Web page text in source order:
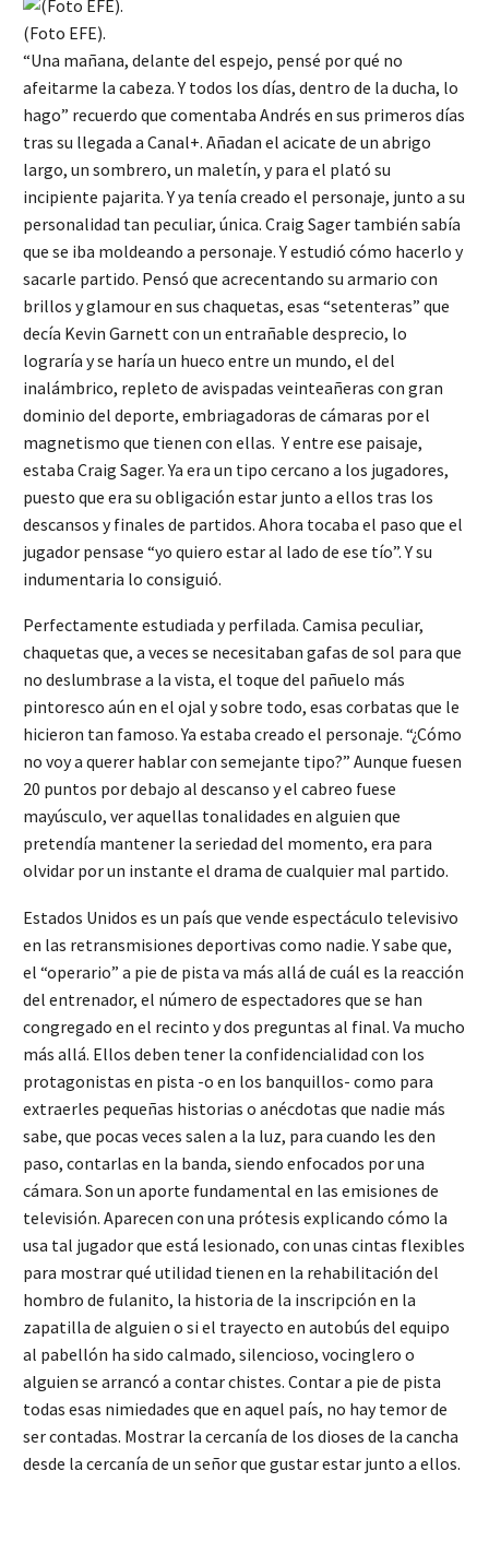
(Foto EFE).
“Una mañana, delante del espejo, pensé por qué no
afeitarme la cabeza. Y todos los días, dentro de la ducha, lo
hago” recuerdo que comentaba Andrés en sus primeros días
tras su llegada a Canal+. Añadan el acicate de un abrigo
largo, un sombrero, un maletín, y para el plató su
incipiente pajarita. Y ya tenía creado el personaje, junto a su
personalidad tan peculiar, única. Craig Sager también sabía
que se iba moldeando a personaje. Y estudió cómo hacerlo y
sacarle partido. Pensó que acrecentando su armario con
brillos y glamour en sus chaquetas, esas “setenteras” que
decía Kevin Garnett con un entrañable desprecio, lo
lograría y se haría un hueco entre un mundo, el del
inalámbrico, repleto de avispadas veinteañeras con gran
dominio del deporte, embriagadoras de cámaras por el
magnetismo que tienen con ellas. Y entre ese paisaje,
estaba Craig Sager. Ya era un tipo cercano a los jugadores,
puesto que era su obligación estar junto a ellos tras los
descansos y finales de partidos. Ahora tocaba el paso que el
jugador pensase “yo quiero estar al lado de ese tío”. Y su
indumentaria lo consiguió.
Perfectamente estudiada y perfilada. Camisa peculiar,
chaquetas que, a veces se necesitaban gafas de sol para que
no deslumbrase a la vista, el toque del pañuelo más
pintoresco aún en el ojal y sobre todo, esas corbatas que le
hicieron tan famoso. Ya estaba creado el personaje. “¿Cómo
no voy a querer hablar con semejante tipo?” Aunque fuesen
20 puntos por debajo al descanso y el cabreo fuese
mayúsculo, ver aquellas tonalidades en alguien que
pretendía mantener la seriedad del momento, era para
olvidar por un instante el drama de cualquier mal partido.
Estados Unidos es un país que vende espectáculo televisivo
en las retransmisiones deportivas como nadie. Y sabe que,
el “operario” a pie de pista va más allá de cuál es la reacción
del entrenador, el número de espectadores que se han
congregado en el recinto y dos preguntas al final. Va mucho
más allá. Ellos deben tener la confidencialidad con los
protagonistas en pista -o en los banquillos- como para
extraerles pequeñas historias o anécdotas que nadie más
sabe, que pocas veces salen a la luz, para cuando les den
paso, contarlas en la banda, siendo enfocados por una
cámara. Son un aporte fundamental en las emisiones de
televisión. Aparecen con una prótesis explicando cómo la
usa tal jugador que está lesionado, con unas cintas flexibles
para mostrar qué utilidad tienen en la rehabilitación del
hombro de fulanito, la historia de la inscripción en la
zapatilla de alguien o si el trayecto en autobús del equipo
al pabellón ha sido calmado, silencioso, vocinglero o
alguien se arrancó a contar chistes. Contar a pie de pista
todas esas nimiedades que en aquel país, no hay temor de
ser contadas. Mostrar la cercanía de los dioses de la cancha
desde la cercanía de un señor que gustar estar junto a ellos.